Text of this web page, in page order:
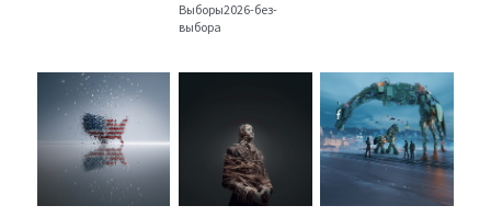
Выборы2026-без-
выбора